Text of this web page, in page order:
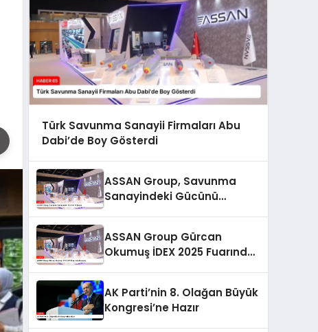
Türk Savunma Sanayii Firmaları Abu
Dabi’de Boy Gösterdi
ASSAN Group, Savunma
Sanayindeki Gücünü
ASSAN Group Gürcan
Okumuş İDEX 2025 Fuarında
AK Parti’nin 8. Olağan Büyük
Kongresi’ne Hazır